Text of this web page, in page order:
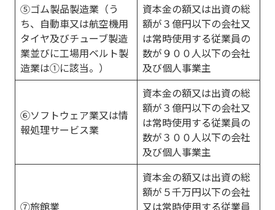
⑤ゴム製品製造業（う
ち、自動車又は航空機用
タイヤ及びチューブ製造
業並びに工場用ベルト製
造業は①に該当。）
資本金の額又は出資の総
額が３億円以下の会社又
は常時使用する従業員の
数が９００人以下の会社
及び個人事業主
⑥ソフトウェア業又は情
報処理サービス業
資本金の額又は出資の総
額が３億円以下の会社又
は常時使用する従業員の
数が３００人以下の会社
及び個人事業主
⑦旅館業
資本金の額又は出資の総
額が５千万円以下の会社
又は常時使用する従業員